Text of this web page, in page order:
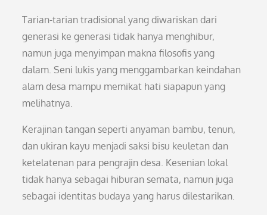
Tarian-tarian tradisional yang diwariskan dari
generasi ke generasi tidak hanya menghibur,
namun juga menyimpan makna filosofis yang
dalam. Seni lukis yang menggambarkan keindahan
alam desa mampu memikat hati siapapun yang
melihatnya.
Kerajinan tangan seperti anyaman bambu, tenun,
dan ukiran kayu menjadi saksi bisu keuletan dan
ketelatenan para pengrajin desa. Kesenian lokal
tidak hanya sebagai hiburan semata, namun juga
sebagai identitas budaya yang harus dilestarikan.